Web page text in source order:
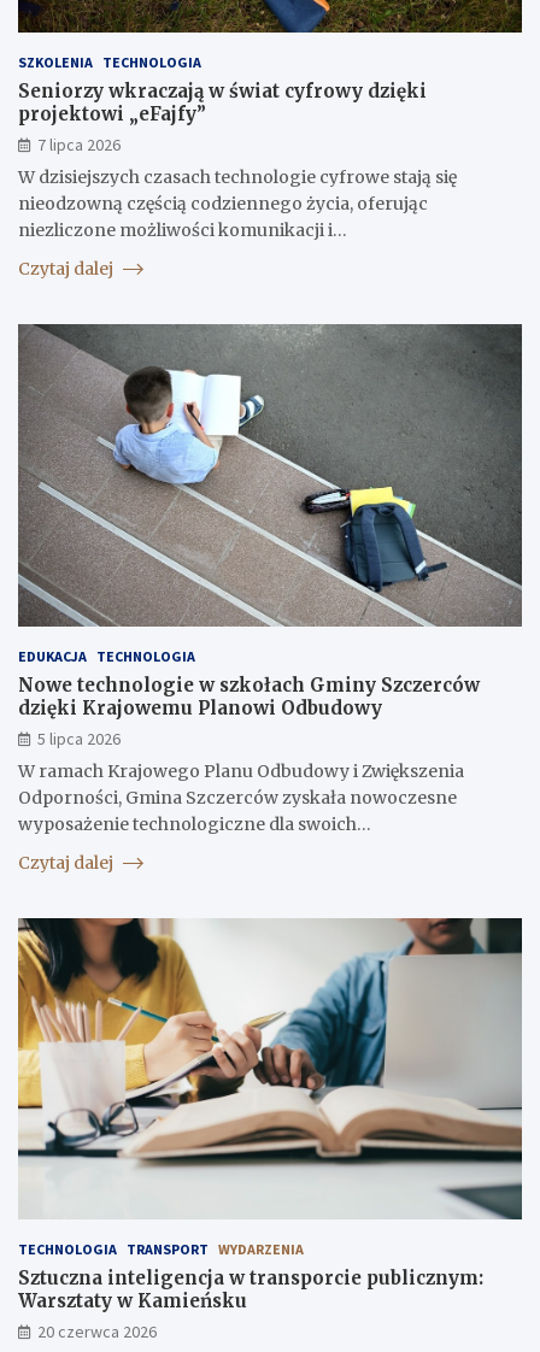
SZKOLENIA TECHNOLOGIA
Seniorzy wkraczają w świat cyfrowy dzięki
projektowi „eFajfy”
7 lipca 2026
W dzisiejszych czasach technologie cyfrowe stają się
nieodzowną częścią codziennego życia, oferując
niezliczone możliwości komunikacji i…
Czytaj dalej
EDUKACJA TECHNOLOGIA
Nowe technologie w szkołach Gminy Szczerców
dzięki Krajowemu Planowi Odbudowy
5 lipca 2026
W ramach Krajowego Planu Odbudowy i Zwiększenia
Odporności, Gmina Szczerców zyskała nowoczesne
wyposażenie technologiczne dla swoich…
Czytaj dalej
TECHNOLOGIA TRANSPORT WYDARZENIA
Sztuczna inteligencja w transporcie publicznym:
Warsztaty w Kamieńsku
20 czerwca 2026